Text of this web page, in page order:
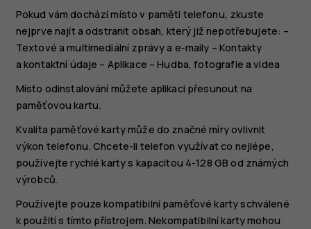
Pokud vám dochází místo v paměti telefonu, zkuste
nejprve najít a odstranit obsah, který již nepotřebujete: –
Textové a multimediální zprávy a e-maily – Kontakty
a kontaktní údaje – Aplikace – Hudba, fotografie a videa
Místo odinstalování můžete aplikaci přesunout na
paměťovou kartu.
Kvalita paměťové karty může do značné míry ovlivnit
výkon telefonu. Chcete-li telefon využívat co nejlépe,
používejte rychlé karty s kapacitou 4-128 GB od známých
výrobců.
Používejte pouze kompatibilní paměťové karty schválené
k použití s tímto přístrojem. Nekompatibilní karty mohou